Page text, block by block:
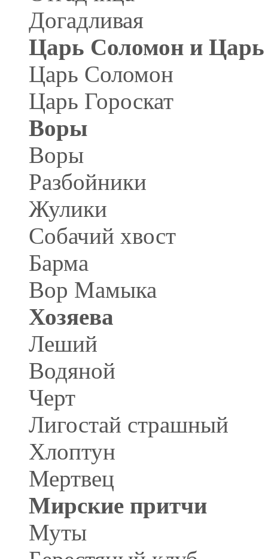
Догадливая
Царь Соломон и Царь
Царь Соломон
Царь Гороскат
Воры
Воры
Разбойники
Жулики
Собачий хвост
Барма
Вор Мамыка
Хозяева
Леший
Водяной
Черт
Лигостай страшный
Хлоптун
Мертвец
Мирские притчи
Муты